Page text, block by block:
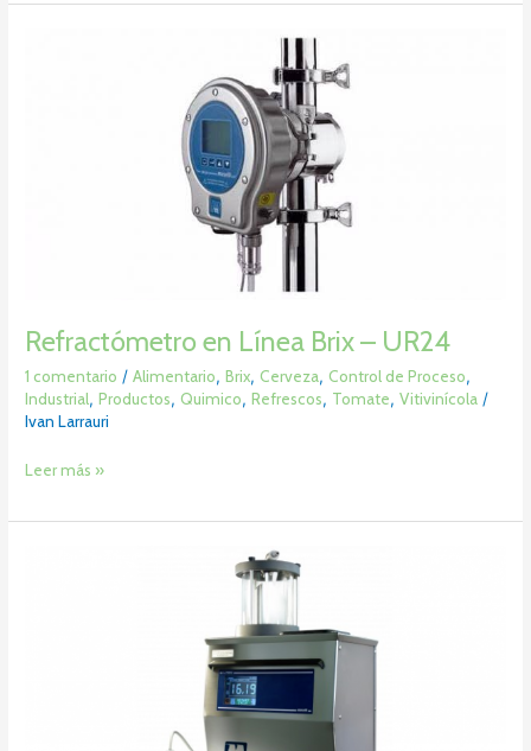
Refractómetro en Línea Brix – UR24
1 comentario /Alimentario,Brix, Cerveza, Control de Proceso,
Industrial,Productos, Quimico,Refrescos, Tomate,Vitivinícola /
Ivan Larrauri
Leer más »